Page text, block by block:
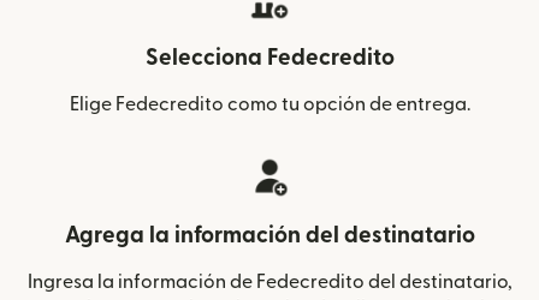
Selecciona Fedecredito
Elige Fedecredito como tu opción de entrega.
Agrega la información del destinatario
Ingresa la información de Fedecredito del destinatario,